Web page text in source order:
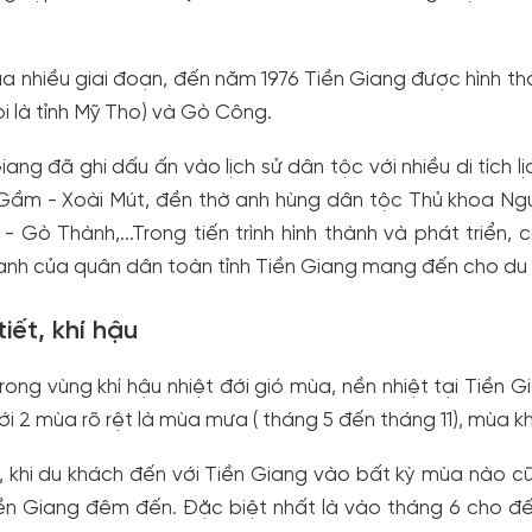
nhiều giai đoạn, đến năm 1976 Tiền Giang được hình
là tỉnh Mỹ Tho) và Gò Công.
đã ghi dấu ấn vào lịch sử dân tộc với nhiều di tích
- Xoài Mút, đền thờ anh hùng dân tộc Thủ khoa
- Gò Thành,...Trong tiến trình hình thành và phát
của quân dân toàn tỉnh Tiền Giang mang đến cho
khí hậu
vùng khí hậu nhiệt đới gió mùa, nền nhiệt tại Tiền
2 mùa rõ rệt là mùa mưa ( tháng 5 đến tháng 11), mùa
khi du khách đến với Tiền Giang vào bất kỳ mùa nào
Giang đêm đến. Đặc biệt nhất là vào tháng 6 cho